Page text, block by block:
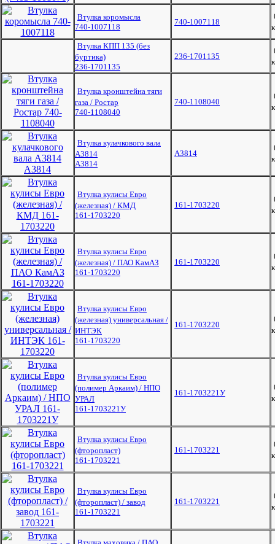
Втулка коромысла
740-1007118
740-1007118
Втулка КПП 135 (без
буртика)
236-1701135
236-1701135
Втулка кронштейна тяги
газа / Ростар
740-1108040
740-1108040
Втулка кулачкового вала
А3814
А3814
А3814
Втулка кулисы Евро
(железная) / КМД
161-1703220
161-1703220
Втулка кулисы Евро
(железная) / ПАО КамАЗ
161-1703220
161-1703220
Втулка кулисы Евро
(железная) универсальная /
ИНТЭК
161-1703220
161-1703220
Втулка кулисы Евро
(полимер Аркаим) / НПО
УРАЛ
161-1703221У
161-1703221У
Втулка кулисы Евро
(фторопласт)
161-1703221
161-1703221
Втулка кулисы Евро
(фторопласт) / завод
161-1703221
161-1703221